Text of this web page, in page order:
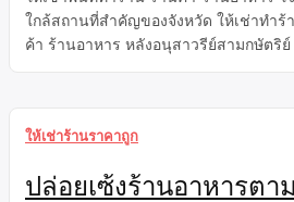
ใกล้สถานที่สำคัญของจังหวัด ให้เช่าทำร้
ค้า ร้านอาหาร หลังอนุสาวรีย์สามกษัตริ
ให้เช่าร้านราคาถูก
ปล่อยเซ้งร้านอาหารตา